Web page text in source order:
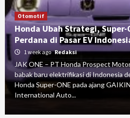
Otomotif
Honda Ubah Strategi,
Perdana di Pasar EV
1 week ago Redaksi
JAK ONE – PT Honda Prospect
babak baru elektrifikasi di Indonesia
Honda Super-ONE pada ajang
International Auto...